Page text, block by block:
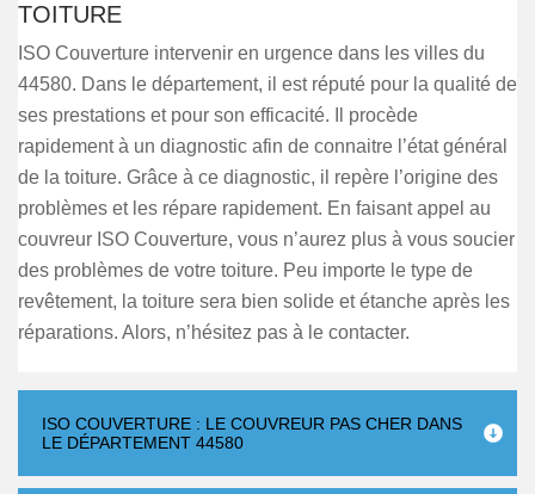
TOITURE
ISO Couverture intervenir en urgence dans les villes du
44580. Dans le département, il est réputé pour la qualité de
ses prestations et pour son efficacité. Il procède
rapidement à un diagnostic afin de connaitre l’état général
de la toiture. Grâce à ce diagnostic, il repère l’origine des
problèmes et les répare rapidement. En faisant appel au
couvreur ISO Couverture, vous n’aurez plus à vous soucier
des problèmes de votre toiture. Peu importe le type de
revêtement, la toiture sera bien solide et étanche après les
réparations. Alors, n’hésitez pas à le contacter.
ISO COUVERTURE : LE COUVREUR PAS CHER DANS
LE DÉPARTEMENT 44580